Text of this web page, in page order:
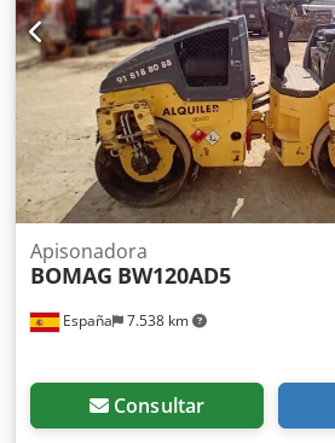
apisonamiento líderes del sector en
medianas, en trabajos de
de transporte como carreteras o
El rodillo compactador de ocasión
de 15.990 kg. y una anchura de
de tambor: 2.130 mm Diámetro de
Capacidad de depósito: 250 l
España 7.538 km
Apisonadora
BOMAG BW120AD5
Consultar